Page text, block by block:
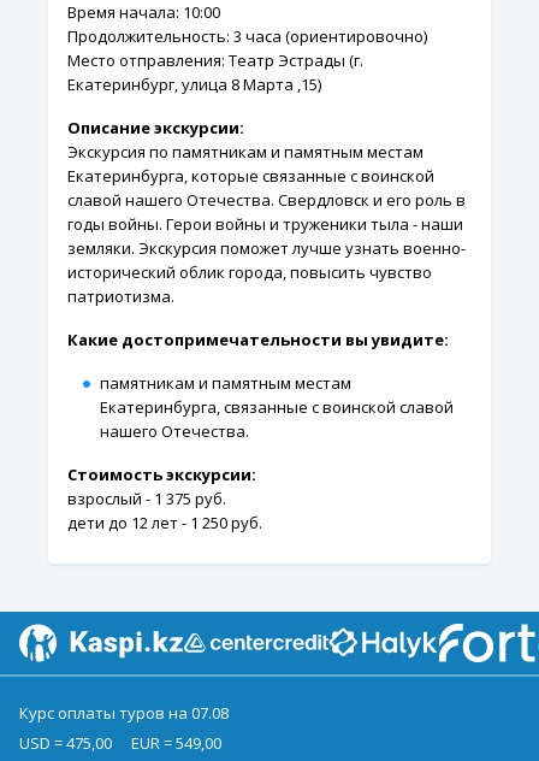
Время начала: 10:00
Продолжительность: 3 часа (ориентировочно)
Место отправления: Театр Эстрады (г.
Екатеринбург, улица 8 Марта ,15)
Описание экскурсии:
Экскурсия по памятникам и памятным местам
Екатеринбурга, которые связанные с воинской
славой нашего Отечества. Свердловск и его роль в
годы войны. Герои войны и труженики тыла - наши
земляки. Экскурсия поможет лучше узнать военно-
исторический облик города, повысить чувство
патриотизма.
Какие достопримечательности вы увидите:
памятникам и памятным местам
Екатеринбурга, связанные с воинской славой
нашего Отечества.
Стоимость экскурсии:
взрослый - 1 375 руб.
дети до 12 лет - 1 250 руб.
Курс оплаты туров на 07.08
USD = 475,00
EUR = 549,00